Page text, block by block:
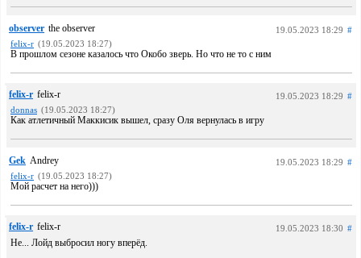
observer the observer 19.05.2023 18:29 #
felix-r (19.05.2023 18:27)
В прошлом сезоне казалось что Окобо зверь. Но что не то с ним
felix-r felix-r 19.05.2023 18:29 #
donnas (19.05.2023 18:27)
Как атлетичный Маккисик вышел, сразу Оля вернулась в игру
Gek Andrey 19.05.2023 18:29 #
felix-r (19.05.2023 18:27)
Мой расчет на него)))
felix-r felix-r 19.05.2023 18:30 #
Не... Лойд выбросил ногу вперёд.